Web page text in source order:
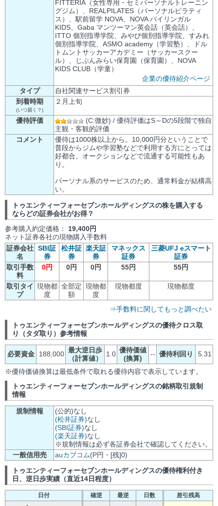
FITTERIA（女性専用・セミパーソナルトレーニン
グジム）、REALPILATES（パーソナルピラティ
ス）、駅前留学 NOVA、NOVA バイリンガル
KIDS、Gaba マンツーマン英会話（英会話）、
ITTO 個別指導学院、みやび個別指導学院、すみれ
個別指導学院、ASMO academy（学習塾）、ドル
トムントサッカーアカデミー（サッカースクー
ル）、じぶんみらい保育園（保育園）、NOVA
KIDS CLUB（学童）
企業の優待紹介ページ
タイプ
自社関連サービス割引券
到着時期
(いつ届く？)
２月上旬
優待評価
(C:微妙) / 優待評価はS～Dの5段階で独自
主観・客観的評価
コメント
優待は1000株以上から。10,000円分ということで
普段からジムや学習塾などで利用する方にとっては
好都合。オークションなどで流通する可能性もあ
り。
パーソナル系のサービスのため、通常料金が結構高
い。
トゥエンティーフォーセブンホールディングスの株を購入する
ならどの証券会社がお得？
参考購入約定価格： 19,400円
ネット証券各社の現物購入手数料
証券会社
名
SBI証
券
松井証
券
楽天証
券
マネックス
証券
三菱UFJ eスマート
証券
取引手数
料
0円 0円 0円 55円 55円
取引タイ
プ
現物都
度
全部定
額
現物都
度
現物都度 現物都度
⇒手数料に関してもっと調べたい
トゥエンティーフォーセブンホールディングスの優待クロス取
り（タダ取り）参考情報
必要資金 188,000 最大逆日歩
（計算値）
1.0 優待価値
(換算)
-- 優待利回り 5.31
※優待価値換算は最低条件で取れる優待内容で表示しています。
トゥエンティーフォーセブンホールディングスの銘柄取引規制
情報
規制情報
(公的)なし
(松井証券)なし
(SBI証券)なし
(楽天証券)なし
※規制情報は必ず各証券会社で確認してください。
一般信用売
auカブコム(P円・[残]0)
トゥエンティーフォーセブンホールディングスの優待権利付き
日、逆日歩実績（直近14日程度）
日付 確逆 最逆 日数 差引残高